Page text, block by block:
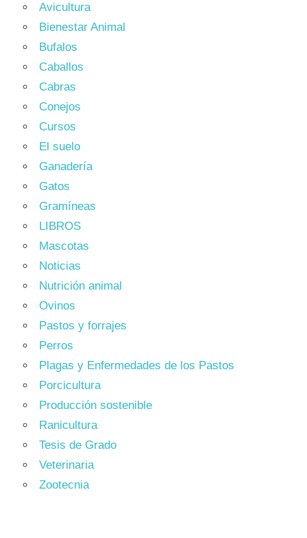
Avicultura
Bienestar Animal
Bufalos
Caballos
Cabras
Conejos
Cursos
El suelo
Ganadería
Gatos
Gramíneas
LIBROS
Mascotas
Noticias
Nutrición animal
Ovinos
Pastos y forrajes
Perros
Plagas y Enfermedades de los Pastos
Porcicultura
Producción sostenible
Ranicultura
Tesis de Grado
Veterinaria
Zootecnia